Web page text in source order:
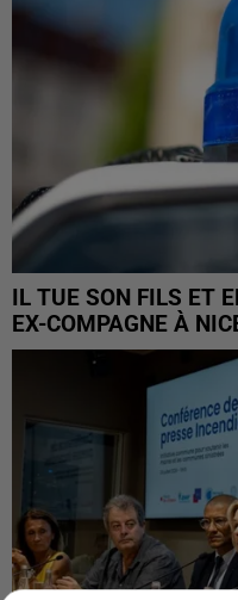
IL TUE SON FILS ET
EX-COMPAGNE À